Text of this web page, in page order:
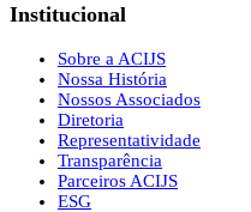
Institucional
Sobre a ACIJS
Nossa História
Nossos Associados
Diretoria
Representatividade
Transparência
Parceiros ACIJS
ESG